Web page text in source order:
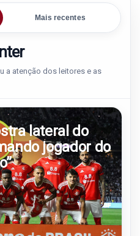
Mais recentes
a atenção dos leitores e as
lateral do
jogador do